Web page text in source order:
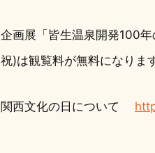
企画展「皆生温泉開発100
祝)は観覧料が無料になりま
関西文化の日について